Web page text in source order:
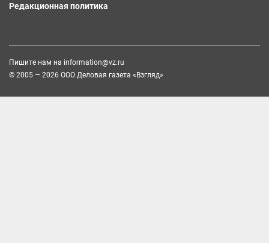
Редакционная политика
Пишите нам на information@vz.ru
© 2005 — 2026 ООО Деловая газета «Взгляд»